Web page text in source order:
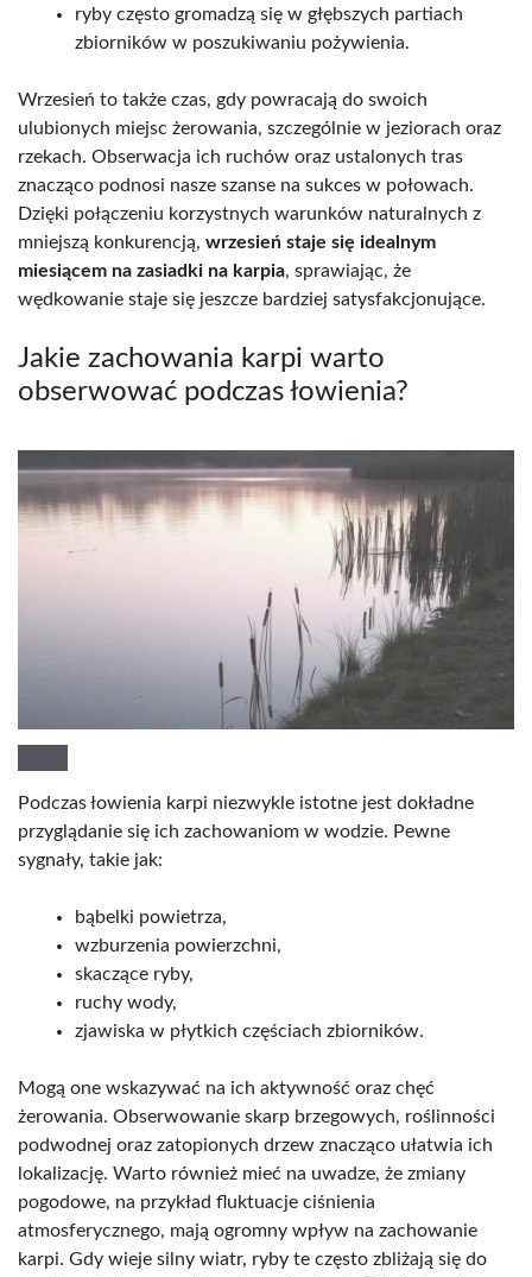
ryby często gromadzą się w głębszych partiach
zbiorników w poszukiwaniu pożywienia.
Wrzesień to także czas, gdy powracają do swoich
ulubionych miejsc żerowania, szczególnie w jeziorach oraz
rzekach. Obserwacja ich ruchów oraz ustalonych tras
znacząco podnosi nasze szanse na sukces w połowach.
Dzięki połączeniu korzystnych warunków naturalnych z
mniejszą konkurencją, wrzesień staje się idealnym
miesiącem na zasiadki na karpia, sprawiając, że
wędkowanie staje się jeszcze bardziej satysfakcjonujące.
Jakie zachowania karpi warto
obserwować podczas łowienia?
Podczas łowienia karpi niezwykle istotne jest dokładne
przyglądanie się ich zachowaniom w wodzie. Pewne
sygnały, takie jak:
bąbelki powietrza,
wzburzenia powierzchni,
skaczące ryby,
ruchy wody,
zjawiska w płytkich częściach zbiorników.
Mogą one wskazywać na ich aktywność oraz chęć
żerowania. Obserwowanie skarp brzegowych, roślinności
podwodnej oraz zatopionych drzew znacząco ułatwia ich
lokalizację. Warto również mieć na uwadze, że zmiany
pogodowe, na przykład fluktuacje ciśnienia
atmosferycznego, mają ogromny wpływ na zachowanie
karpi. Gdy wieje silny wiatr, ryby te często zbliżają się do